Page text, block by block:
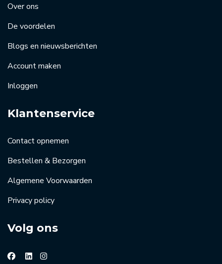
Over ons
De voordelen
Blogs en nieuwsberichten
Account maken
Inloggen
Klantenservice
Contact opnemen
Bestellen & Bezorgen
Algemene Voorwaarden
Privacy policy
Volg ons